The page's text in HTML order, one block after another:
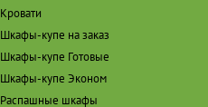
Кровати
Шкафы-купе на заказ
Шкафы-купе Готовые
Шкафы-купе Эконом
Распашные шкафы